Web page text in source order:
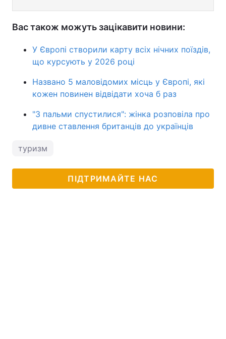
Вас також можуть зацікавити новини:
У Європі створили карту всіх нічних поїздів,
що курсують у 2026 році
Названо 5 маловідомих місць у Європі, які
кожен повинен відвідати хоча б раз
"З пальми спустилися": жінка розповіла про
дивне ставлення британців до українців
туризм
ПІДТРИМАЙТЕ НАС